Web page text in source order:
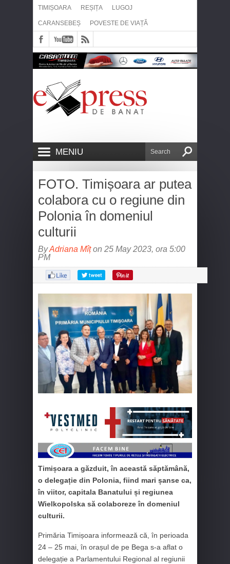
TIMIȘOARA REȘIȚA LUGOJ
CARANSEBEȘ POVESTE DE VIAȚĂ
MENIU
FOTO. Timișoara ar putea
colabora cu o regiune din
Polonia în domeniul
culturii
ByAdriana Mîțon 25 May 2023, ora 5:00
PM
Timișoara a găzduit, în această săptămână,
o delegație din Polonia, fiind mari șanse ca,
în viitor, capitala Banatului și regiunea
Wielkopolska să colaboreze în domeniul
culturii.
Primăria Timișoara informează că, în perioada
24 – 25 mai, în orașul de pe Bega s-a aflat o
delegație a Parlamentului Regional al regiunii